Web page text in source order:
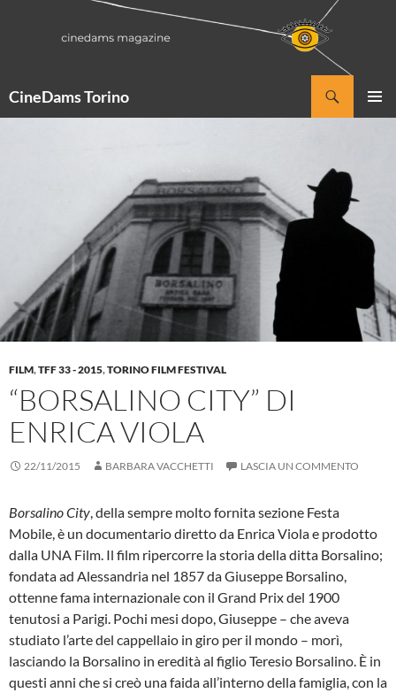
CineDams Torino
FILM,TFF 33 - 2015,TORINO FILM FESTIVAL
“BORSALINO CITY” DI
ENRICA VIOLA
22/11/2015 BARBARA VACCHETTI LASCIA UN COMMENTO
Borsalino City , della sempre molto fornita sezione Festa
Mobile, è un documentario diretto da Enrica Viola e prodotto
dalla UNA Film. Il film ripercorre la storia della ditta Borsalino;
fondata ad Alessandria nel 1857 da Giuseppe Borsalino,
ottenne fama internazionale con il Grand Prix del 1900
tenutosi a Parigi. Pochi mesi dopo, Giuseppe – che aveva
studiato l’arte del cappellaio in giro per il mondo – morì,
lasciando la Borsalino in eredità al figlio Teresio Borsalino. È in
questi anni che si creò una faida all’interno della famiglia, con la